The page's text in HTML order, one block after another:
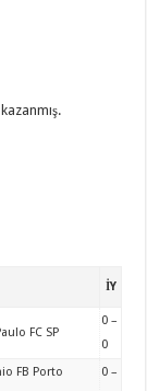
İY
FC SP
0 –
0
FB Porto
0 –